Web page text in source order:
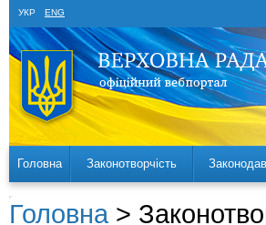
УКР ENG
Головна Законотворчість
Головна >